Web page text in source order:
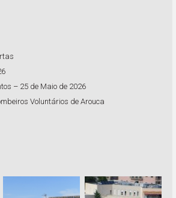
– 25 de Maio de 2026
Voluntários de Arouca